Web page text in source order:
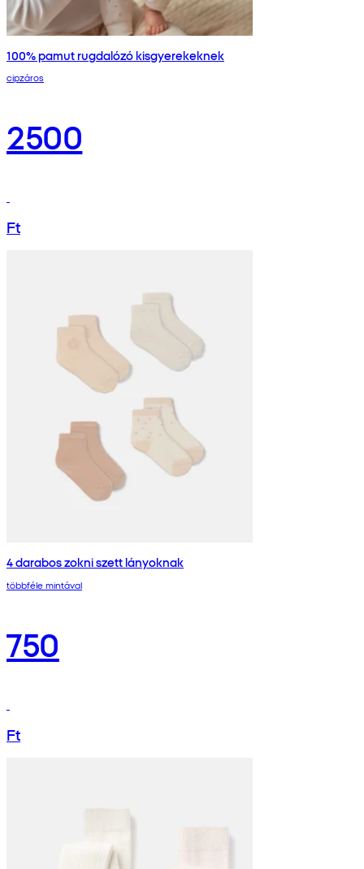
100% pamut rugdalózó kisgyerekeknek
cipzáros
2500
Ft
4 darabos zokni szett lányoknak
többféle mintával
750
Ft